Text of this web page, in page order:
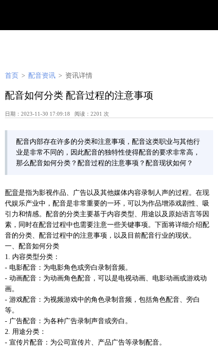
首页 > 配音资讯 > 资讯详情
配音如何分类 配音过程的注意事项
日期：2023-11-30 17:09:18 阅读：2201 次
配音内部存在许多的分类和注意事项，配音这类职业与其他行
业是非常不同的，因此配音的独特性使得配音的要求非常高，
那么配音如何分类？配音过程的注意事项？配音现状如何？
配音是指为影视作品、广告以及其他媒体内容录制人声的过程。在现
代娱乐产业中，配音是非常重要的一环，可以为作品增添戏剧性、吸
引力和情感。配音的分类主要基于内容类型、用途以及原始语言等因
素，同时在配音过程中也需要注意一些关键事项。下面将详细介绍配
音的分类、配音过程中的注意事项，以及目前配音行业的现状。
一、配音如何分类
1. 内容类型分类：
- 电影配音：为电影角色或旁白录制音频。
- 动画配音：为动画角色配音，可以是电视动画、电影动画或游戏动
画。
- 游戏配音：为视频游戏中的角色录制音频，包括角色配音、旁白
等。
- 广告配音：为各种广告录制声音或旁白。
2. 用途分类：
- 宣传片配音：为公司宣传片、产品广告等录制配音。